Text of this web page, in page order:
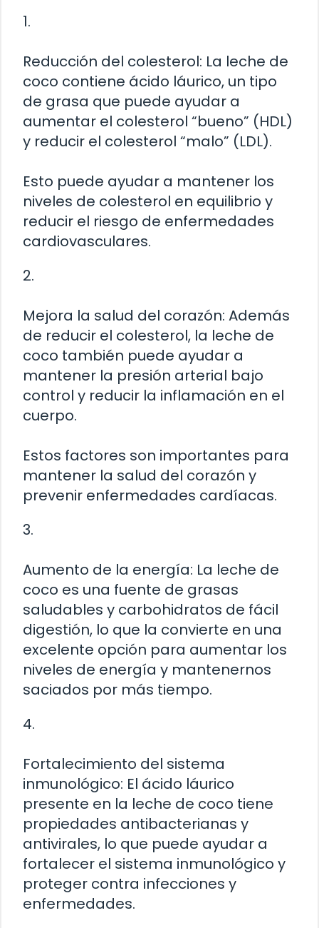
1.
Reducción del colesterol: La leche de
coco contiene ácido láurico, un tipo
de grasa que puede ayudar a
aumentar el colesterol “bueno” (HDL)
y reducir el colesterol “malo” (LDL).
Esto puede ayudar a mantener los
niveles de colesterol en equilibrio y
reducir el riesgo de enfermedades
cardiovasculares.
2.
Mejora la salud del corazón: Además
de reducir el colesterol, la leche de
coco también puede ayudar a
mantener la presión arterial bajo
control y reducir la inflamación en el
cuerpo.
Estos factores son importantes para
mantener la salud del corazón y
prevenir enfermedades cardíacas.
3.
Aumento de la energía: La leche de
coco es una fuente de grasas
saludables y carbohidratos de fácil
digestión, lo que la convierte en una
excelente opción para aumentar los
niveles de energía y mantenernos
saciados por más tiempo.
4.
Fortalecimiento del sistema
inmunológico: El ácido láurico
presente en la leche de coco tiene
propiedades antibacterianas y
antivirales, lo que puede ayudar a
fortalecer el sistema inmunológico y
proteger contra infecciones y
enfermedades.